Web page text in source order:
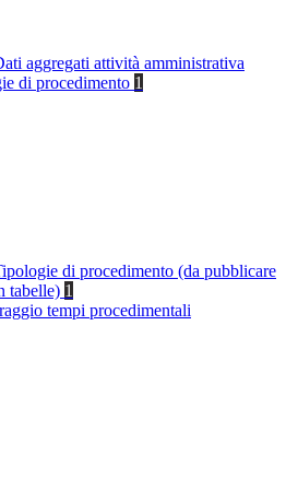
aggregati attività amministrativa
di procedimento 1
di procedimento (da pubblicare
tabelle) 1
tempi procedimentali